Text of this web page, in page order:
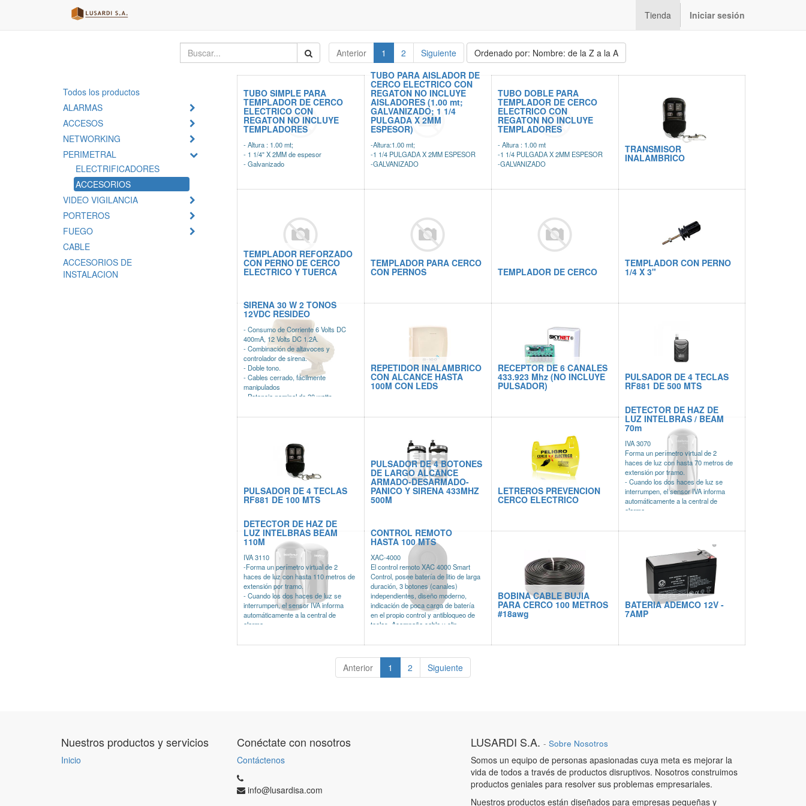
Tienda Iniciar sesión
Anterior 1 2 Siguiente Ordenado por: Nombre: de la Z a la A
Todos los productos
ALARMAS
ACCESOS
NETWORKING
PERIMETRAL
ELECTRIFICADORES
ACCESORIOS
VIDEO VIGILANCIA
PORTEROS
FUEGO
CABLE
ACCESORIOS DE
INSTALACION
TUBO SIMPLE PARA
TEMPLADOR DE CERCO
ELECTRICO CON
REGATON NO INCLUYE
TEMPLADORES
- Altura : 1.00 mt;
- 1 1/4" X 2MM de espesor
- Galvanizado
TUBO PARA AISLADOR DE
CERCO ELECTRICO CON
REGATON NO INCLUYE
AISLADORES (1.00 mt;
GALVANIZADO; 1 1/4
PULGADA X 2MM
ESPESOR)
-Altura:1.00 mt;
-1 1/4 PULGADA X 2MM ESPESOR
-GALVANIZADO
TUBO DOBLE PARA
TEMPLADOR DE CERCO
ELECTRICO CON
REGATON NO INCLUYE
TEMPLADORES
- Altura : 1.00 mt
-1 1/4 PULGADA X 2MM ESPESOR
-GALVANIZADO
TRANSMISOR
INALAMBRICO
TEMPLADOR REFORZADO
CON PERNO DE CERCO
ELECTRICO Y TUERCA
TEMPLADOR PARA CERCO
CON PERNOS TEMPLADOR DE CERCO
TEMPLADOR CON PERNO
1/4 X 3"
SIRENA 30 W 2 TONOS
12VDC RESIDEO
- Consumo de Corriente 6 Volts DC
400mA, 12 Volts DC 1.2A.
- Combinación de altavoces y
controlador de sirena.
- Doble tono.
- Cables cerrado, fácilmente
manipulados
- Potencia nominal de 30 watts.
REPETIDOR INALAMBRICO
CON ALCANCE HASTA
100M CON LEDS
RECEPTOR DE 6 CANALES
433.923 Mhz (NO INCLUYE
PULSADOR)
PULSADOR DE 4 TECLAS
RF881 DE 500 MTS
PULSADOR DE 4 TECLAS
RF881 DE 100 MTS
PULSADOR DE 4 BOTONES
DE LARGO ALCANCE
ARMADO-DESARMADO-
PANICO Y SIRENA 433MHZ
500M
LETREROS PREVENCION
CERCO ELECTRICO
DETECTOR DE HAZ DE
LUZ INTELBRAS / BEAM
70m
IVA 3070
Forma un perímetro virtual de 2
haces de luz con hasta 70 metros de
extensión por tramo.
- Cuando los dos haces de luz se
interrumpen, el sensor IVA informa
automáticamente a la central de
alarma.
- Distancia de 70m entre transmisor y
- Tensión de alimentación 12 - 24
- Ajuste por mira
- Ajuste fino por tensión
- Función tamper (violación)
DETECTOR DE HAZ DE
LUZ INTELBRAS BEAM
110M
IVA 3110
-Forma un perímetro virtual de 2
haces de luz con hasta 110 metros de
extensión por tramo.
- Cuando los dos haces de luz se
interrumpen, el sensor IVA informa
automáticamente a la central de
alarma.
Haz de luz doble
CONTROL REMOTO
HASTA 100 MTS
XAC-4000
El control remoto XAC 4000 Smart
Control, posee batería de litio de larga
duración, 3 botones (canales)
independientes, diseño moderno,
indicación de poca carga de batería
en el propio control y antibloqueo de
teclas. Acompaña cable y clip.
y rosado.
Mhz con resonador SAW (no pierde la
calibración)
BOBINA CABLE BUJIA
PARA CERCO 100 METROS
#18awg
BATERIA ADEMCO 12V -
7AMP
Anterior 1 2 Siguiente
Nuestros productos y servicios
Inicio
Conéctate con nosotros
Contáctenos
info@lusardisa.com
LUSARDI S.A. - Sobre Nosotros
Somos un equipo de personas apasionadas cuya meta es mejorar la
vida de todos a través de productos disruptivos. Nosotros construimos
productos geniales para resolver sus problemas empresariales.
Nuestros productos están diseñados para empresas pequeñas y